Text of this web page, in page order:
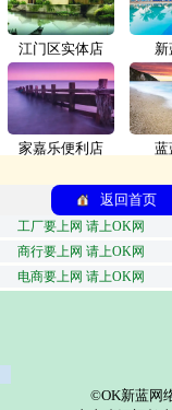
江门区实体店 新
家嘉乐便利店 蓝
返回首页
工厂要上网 请上OK网
商行要上网 请上OK网
电商要上网 请上OK网
©OK新蓝网